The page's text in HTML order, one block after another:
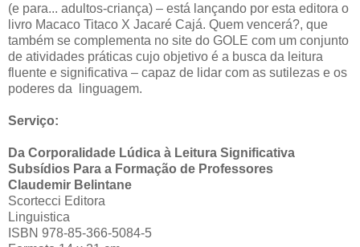
(e para... adultos-criança) – está lançando por esta editora o
livro Macaco Titaco X Jacaré Cajá. Quem vencerá?, que
também se complementa no site do GOLE com um conjunto
de atividades práticas cujo objetivo é a busca da leitura
fluente e significativa – capaz de lidar com as sutilezas e os
poderes da linguagem.
Serviço:
Da Corporalidade Lúdica à Leitura Significativa
Subsídios Para a Formação de Professores
Claudemir Belintane
Scortecci Editora
Linguistica
ISBN 978-85-366-5084-5